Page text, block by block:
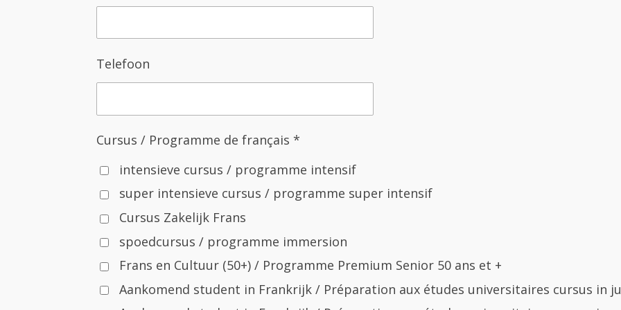
Telefoon
Cursus / Programme de français *
intensieve cursus / programme intensif
super intensieve cursus / programme super intensif
Cursus Zakelijk Frans
spoedcursus / programme immersion
Frans en Cultuur (50+) / Programme Premium Senior 50 ans et +
Aankomend student in Frankrijk / Préparation aux études universitaires cursus in